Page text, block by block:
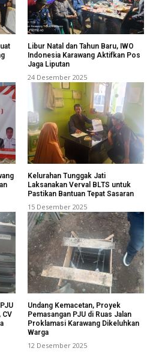
Libur Natal dan Tahun Baru, IWO
Indonesia Karawang Aktifkan Pos
Jaga Liputan
24 Desember 2025
Kelurahan Tunggak Jati
Laksanakan Verval BLTS untuk
Pastikan Bantuan Tepat Sasaran
15 Desember 2025
CV
Undang Kemacetan, Proyek
Pemasangan PJU di Ruas Jalan
Proklamasi Karawang Dikeluhkan
Warga
12 Desember 2025